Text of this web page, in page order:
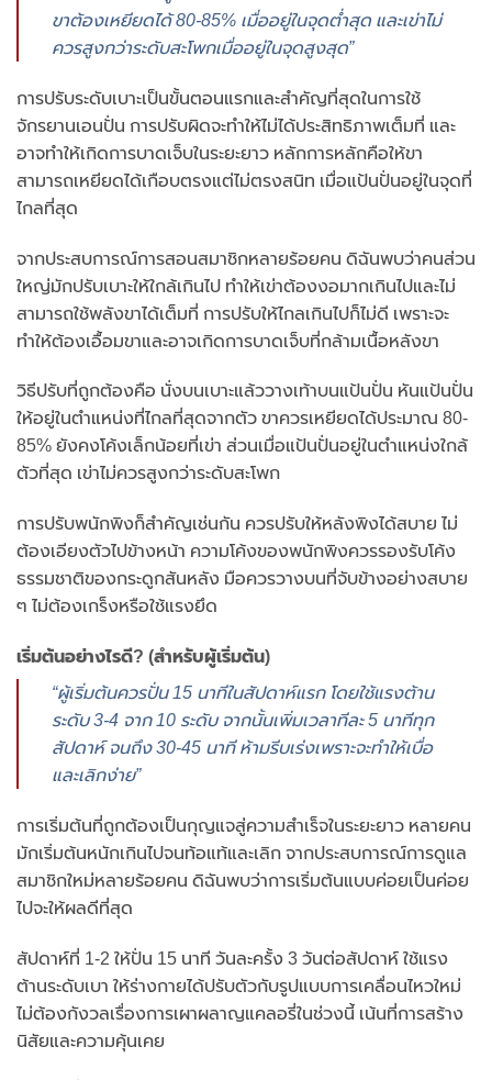
ขาต้องเหยียดได้ 80-85% เมื่ออยู่ในจุดต่ำสุด และเข่าไม่
ควรสูงกว่าระดับสะโพกเมื่ออยู่ในจุดสูงสุด”
การปรับระดับเบาะเป็นขั้นตอนแรกและสำคัญที่สุดในการใช้
จักรยานเอนปั่น การปรับผิดจะทำให้ไม่ได้ประสิทธิภาพเต็มที่ และ
อาจทำให้เกิดการบาดเจ็บในระยะยาว หลักการหลักคือให้ขา
สามารถเหยียดได้เกือบตรงแต่ไม่ตรงสนิท เมื่อแป้นปั่นอยู่ในจุดที่
ไกลที่สุด
จากประสบการณ์การสอนสมาชิกหลายร้อยคน ดิฉันพบว่าคนส่วน
ใหญ่มักปรับเบาะให้ใกล้เกินไป ทำให้เข่าต้องงอมากเกินไปและไม่
สามารถใช้พลังขาได้เต็มที่ การปรับให้ไกลเกินไปก็ไม่ดี เพราะจะ
ทำให้ต้องเอื้อมขาและอาจเกิดการบาดเจ็บที่กล้ามเนื้อหลังขา
วิธีปรับที่ถูกต้องคือ นั่งบนเบาะแล้ววางเท้าบนแป้นปั่น หันแป้นปั่น
ให้อยู่ในตำแหน่งที่ไกลที่สุดจากตัว ขาควรเหยียดได้ประมาณ 80-
85% ยังคงโค้งเล็กน้อยที่เข่า ส่วนเมื่อแป้นปั่นอยู่ในตำแหน่งใกล้
ตัวที่สุด เข่าไม่ควรสูงกว่าระดับสะโพก
การปรับพนักพิงก็สำคัญเช่นกัน ควรปรับให้หลังพิงได้สบาย ไม่
ต้องเอียงตัวไปข้างหน้า ความโค้งของพนักพิงควรรองรับโค้ง
ธรรมชาติของกระดูกสันหลัง มือควรวางบนที่จับข้างอย่างสบาย
ๆ ไม่ต้องเกร็งหรือใช้แรงยึด
เริ่มต้นอย่างไรดี? (สำหรับผู้เริ่มต้น)
“ผู้เริ่มต้นควรปั่น 15 นาทีในสัปดาห์แรก โดยใช้แรงต้าน
ระดับ 3-4 จาก 10 ระดับ จากนั้นเพิ่มเวลาทีละ 5 นาทีทุก
สัปดาห์ จนถึง 30-45 นาที ห้ามรีบเร่งเพราะจะทำให้เบื่อ
และเลิกง่าย”
การเริ่มต้นที่ถูกต้องเป็นกุญแจสู่ความสำเร็จในระยะยาว หลายคน
มักเริ่มต้นหนักเกินไปจนท้อแท้และเลิก จากประสบการณ์การดูแล
สมาชิกใหม่หลายร้อยคน ดิฉันพบว่าการเริ่มต้นแบบค่อยเป็นค่อย
ไปจะให้ผลดีที่สุด
สัปดาห์ที่ 1-2 ให้ปั่น 15 นาที วันละครั้ง 3 วันต่อสัปดาห์ ใช้แรง
ต้านระดับเบา ให้ร่างกายได้ปรับตัวกับรูปแบบการเคลื่อนไหวใหม่
ไม่ต้องกังวลเรื่องการเผาผลาญแคลอรี่ในช่วงนี้ เน้นที่การสร้าง
นิสัยและความคุ้นเคย